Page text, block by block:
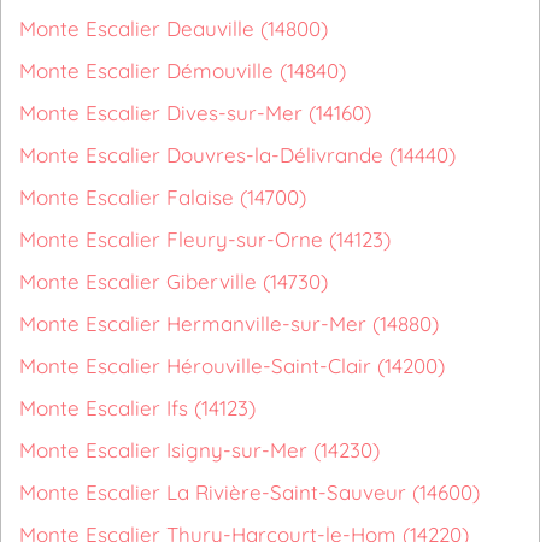
Monte Escalier Deauville (14800)
Monte Escalier Démouville (14840)
Monte Escalier Dives-sur-Mer (14160)
Monte Escalier Douvres-la-Délivrande (14440)
Monte Escalier Falaise (14700)
Monte Escalier Fleury-sur-Orne (14123)
Monte Escalier Giberville (14730)
Monte Escalier Hermanville-sur-Mer (14880)
Monte Escalier Hérouville-Saint-Clair (14200)
Monte Escalier Ifs (14123)
Monte Escalier Isigny-sur-Mer (14230)
Monte Escalier La Rivière-Saint-Sauveur (14600)
Monte Escalier Thury-Harcourt-le-Hom (14220)